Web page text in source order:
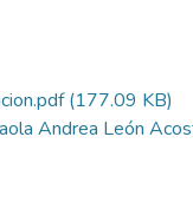
(177.09 KB)
Andrea León